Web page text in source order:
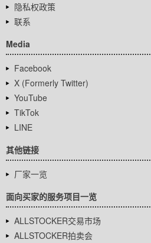
隐私权政策
联系
Media
Facebook
X (Formerly Twitter)
YouTube
TikTok
LINE
其他链接
厂家一览
面向买家的服务项目一览
ALLSTOCKER交易市场
ALLSTOCKER拍卖会